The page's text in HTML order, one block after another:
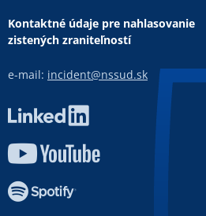
Kontaktné údaje pre nahlasovanie
zistených zraniteľností
e-mail: incident@nssud.sk